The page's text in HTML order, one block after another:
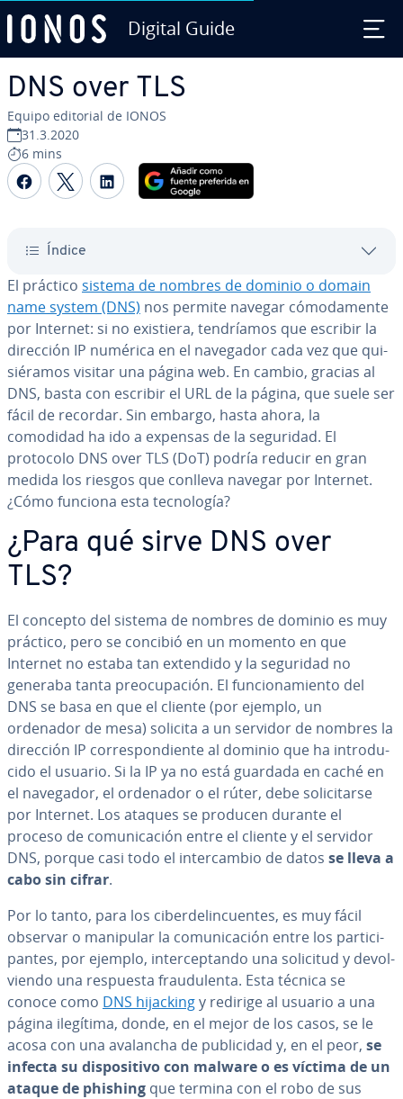
Digital Guide
DNS over TLS
Equipo editorial de IONOS
31.3.2020
6 mins
Compartir Facebook
Compartir Twitter
Compartir LinkedIn
Índice
El práctico sistema de nombres de dominio o domain
name system (DNS) nos permite navegar có­mo­da­me­n­te
por Internet: si no existiera, te­n­dría­mos que escribir la
dirección IP numérica en el navegador cada vez que qui­
sié­ra­mos visitar una página web. En cambio, gracias al
DNS, basta con escribir el URL de la página, que suele ser
fácil de recordar. Sin embargo, hasta ahora, la
comodidad ha ido a expensas de la seguridad. El
protocolo DNS over TLS (DoT) podría reducir en gran
medida los riesgos que conlleva navegar por Internet.
¿Cómo funciona esta te­c­no­lo­gía?
¿Para qué sirve DNS over
TLS?
El concepto del sistema de nombres de dominio es muy
práctico, pero se concibió en un momento en que
Internet no estaba tan extendido y la seguridad no
generaba tanta preo­cu­pa­ción. El fu­n­cio­na­mie­n­to del
DNS se basa en que el cliente (por ejemplo, un
ordenador de mesa) solicita a un servidor de nombres la
dirección IP co­rre­s­po­n­die­n­te al dominio que ha in­tro­du­
ci­do el usuario. Si la IP ya no está guardada en caché en
el navegador, el ordenador o el rúter, debe so­li­ci­tar­se
por Internet. Los ataques se producen durante el
proceso de co­mu­ni­ca­ción entre el cliente y el servidor
DNS, porque casi todo el in­te­r­ca­m­bio de datos se lleva a
cabo sin cifrar.
Por lo tanto, para los ci­be­r­de­li­n­cue­n­tes, es muy fácil
observar o manipular la co­mu­ni­ca­ción entre los pa­r­ti­ci­
pa­n­tes, por ejemplo, in­te­r­ce­p­ta­n­do una solicitud y de­vo­l­
vie­n­do una respuesta frau­du­le­n­ta. Esta técnica se
conoce como DNS hijackingy redirige al usuario a una
página ilegítima, donde, en el mejor de los casos, se le
acosa con una avalancha de pu­bli­ci­dad y, en el peor, se
infecta su di­s­po­si­ti­vo con malware o es víctima de un
ataque de phishing que termina con el robo de sus